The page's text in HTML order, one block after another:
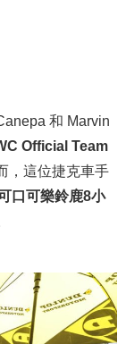
和 Marvin
Official Team
，這位捷克車手
口可樂鈴鹿8小